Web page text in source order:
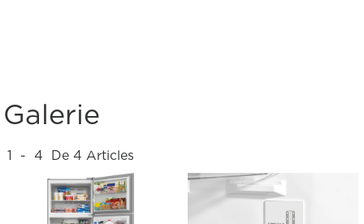
Galerie
1 - 4 De 4 Articles